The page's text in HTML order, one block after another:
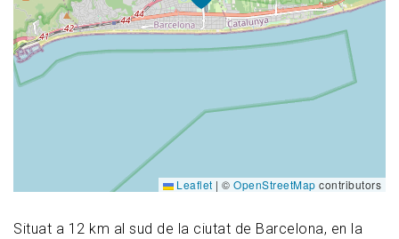
Situat a 12 km al sud de la ciutat de Barcelona, en la
Leaflet | © OpenStreetMap contributors